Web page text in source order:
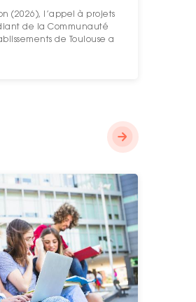
(2026), l’appel à projets
de la Communauté
de Toulouse a